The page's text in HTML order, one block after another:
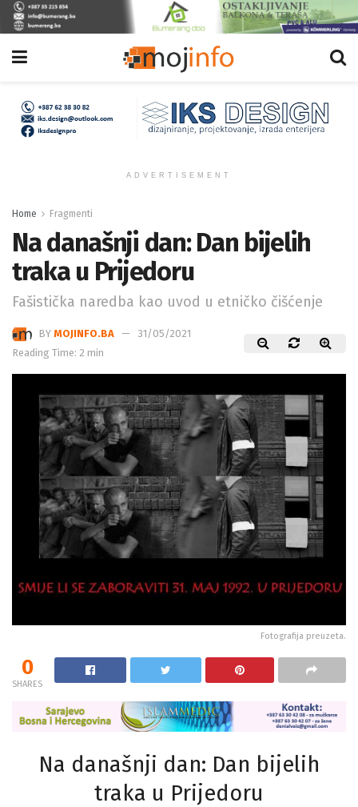
ADVERTISEMENT
Home Fragmenti
Na današnji dan: Dan bijelih
traka u Prijedoru
Fašistička naredba kao uvod u etničko čišćenje
BY MOJINFO.BA
31/05/2021
Reading Time: 2 min
Fotografija preuzeta.
0
SHARES
Na današnji dan: Dan bijelih
traka u Prijedoru